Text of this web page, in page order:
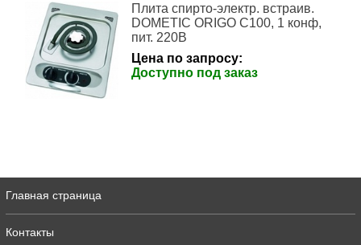
Плита спирто-электр. встраив.
DOMETIC ORIGO C100, 1 конф,
пит. 220В
Цена по запросу:
Доступно под заказ
Главная страница
Контакты